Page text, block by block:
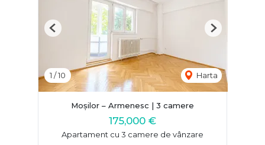
1 /10 Harta
Previous Next
Moșilor – Armenesc | 3 camere
175,000 €
Apartament cu 3 camere de vânzare